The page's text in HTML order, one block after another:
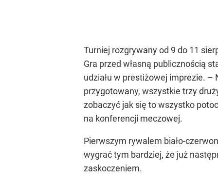
Turniej rozgrywany od 9 do 11
Gra przed własną publicznością
udziału w prestiżowej imprezie.
przygotowany, wszystkie trzy
zobaczyć jak się to wszystko
na konferencji meczowej.
Pierwszym rywalem biało-
wygrać tym bardziej, że już
zaskoczeniem.